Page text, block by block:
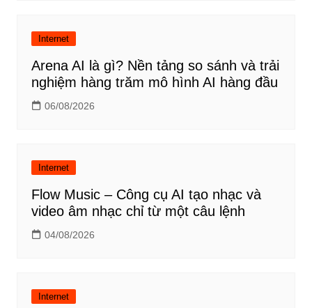
Internet
Arena AI là gì? Nền tảng so sánh và trải
nghiệm hàng trăm mô hình AI hàng đầu
06/08/2026
Internet
Flow Music – Công cụ AI tạo nhạc và
video âm nhạc chỉ từ một câu lệnh
04/08/2026
Internet